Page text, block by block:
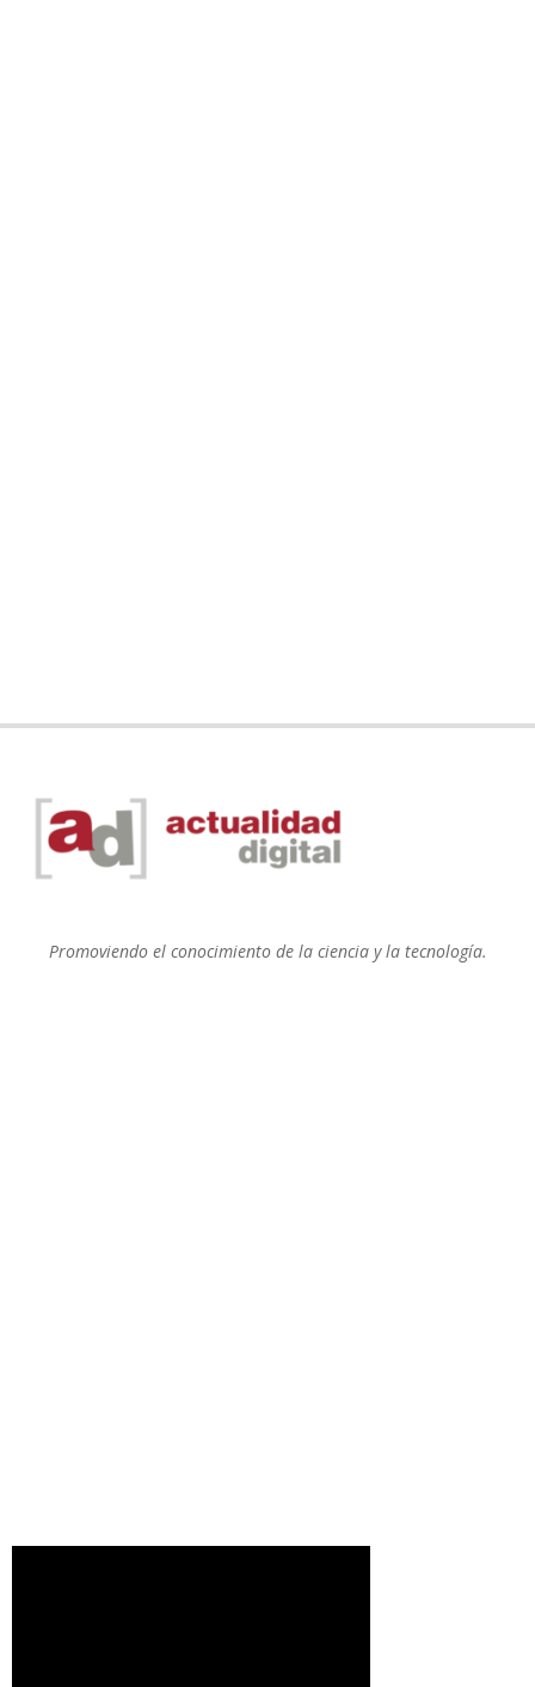
Promoviendo el conocimiento de la ciencia y la tecnología.